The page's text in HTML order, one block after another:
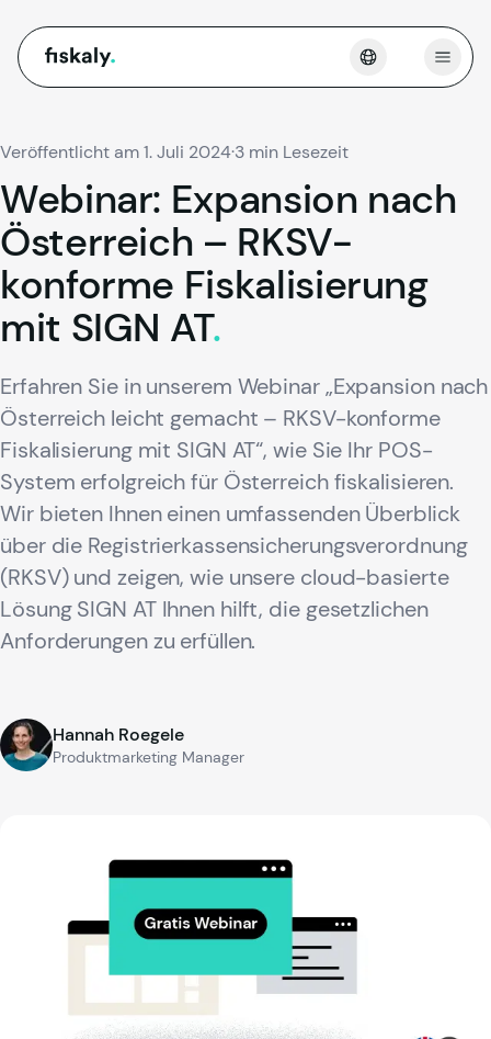
fiskaly. Menü
Veröffentlicht am 1. Juli 2024·3 min Lesezeit
Webinar: Expansion nach
Österreich – RKSV-
konforme Fiskalisierung
mit SIGN AT.
Erfahren Sie in unserem Webinar „Expansion nach
Österreich leicht gemacht – RKSV-konforme
Fiskalisierung mit SIGN AT“, wie Sie Ihr POS-
System erfolgreich für Österreich fiskalisieren.
Wir bieten Ihnen einen umfassenden Überblick
über die Registrierkassensicherungsverordnung
(RKSV) und zeigen, wie unsere cloud-basierte
Lösung SIGN AT Ihnen hilft, die gesetzlichen
Anforderungen zu erfüllen.
Hannah Roegele
Produktmarketing Manager